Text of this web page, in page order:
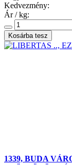
Kedvezmény:
Ár / kg:
1339, BUDA